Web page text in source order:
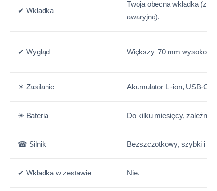
✔ Wkładka
Twoja obecna wkładka
awaryjną).
✔ Wygląd Większy, 70 mm
☀ Zasilanie Akumulator Li-ion, USB-C.
☀ Bateria Do kilku miesięcy, zależnie
☎ Silnik Bezszczotkowy, szybki i
✔ Wkładka w zestawie Nie.